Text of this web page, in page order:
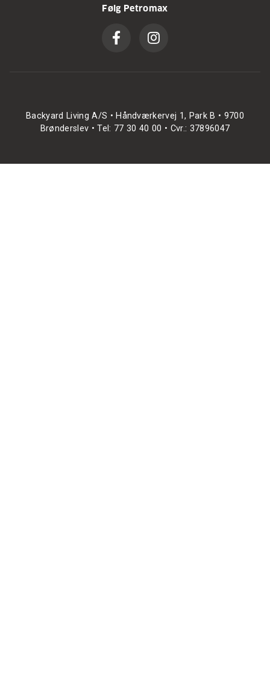
Følg Petromax
Backyard Living A/S • Håndværkervej 1, Park B • 9700
Brønderslev • Tel: 77 30 40 00 • Cvr.: 37896047